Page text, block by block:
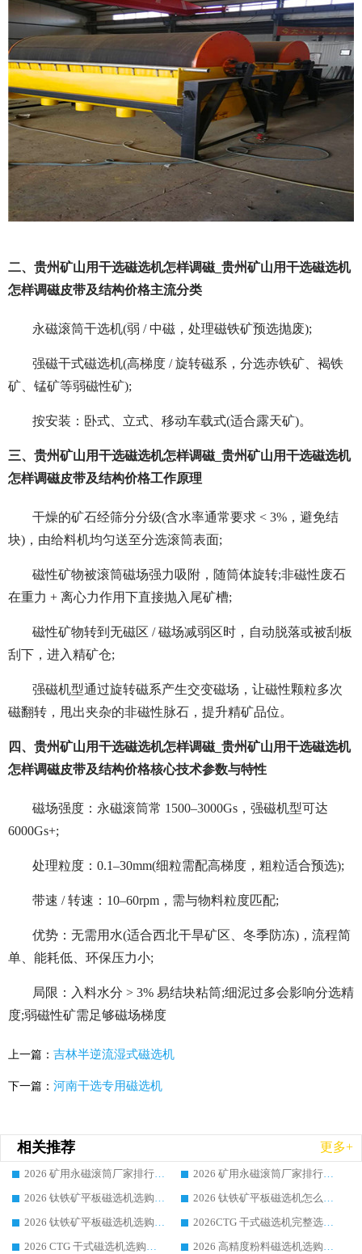
二、贵州矿山用干选磁选机怎样调磁_贵州矿山用干选磁选机
怎样调磁皮带及结构价格主流分类
永磁滚筒干选机(弱 / 中磁，处理磁铁矿预选抛废);
强磁干式磁选机(高梯度 / 旋转磁系，分选赤铁矿、褐铁
矿、锰矿等弱磁性矿);
按安装：卧式、立式、移动车载式(适合露天矿)。
三、贵州矿山用干选磁选机怎样调磁_贵州矿山用干选磁选机
怎样调磁皮带及结构价格工作原理
干燥的矿石经筛分分级(含水率通常要求 < 3%，避免结
块)，由给料机均匀送至分选滚筒表面;
磁性矿物被滚筒磁场强力吸附，随筒体旋转;非磁性废石
在重力 + 离心力作用下直接抛入尾矿槽;
磁性矿物转到无磁区 / 磁场减弱区时，自动脱落或被刮板
刮下，进入精矿仓;
强磁机型通过旋转磁系产生交变磁场，让磁性颗粒多次
磁翻转，甩出夹杂的非磁性脉石，提升精矿品位。
四、贵州矿山用干选磁选机怎样调磁_贵州矿山用干选磁选机
怎样调磁皮带及结构价格核心技术参数与特性
磁场强度：永磁滚筒常 1500–3000Gs，强磁机型可达
6000Gs+;
处理粒度：0.1–30mm(细粒需配高梯度，粗粒适合预选);
带速 / 转速：10–60rpm，需与物料粒度匹配;
优势：无需用水(适合西北干旱矿区、冬季防冻)，流程简
单、能耗低、环保压力小;
局限：入料水分 > 3% 易结块粘筒;细泥过多会影响分选精
度;弱磁性矿需足够磁场梯度
上一篇： 吉林半逆流湿式磁选机
下一篇： 河南干选专用磁选机
相关推荐 更多+
2026 矿用永磁滚筒厂家排行榜选购干货指南 行业口碑标杆华体会手机网页版-华体会(中国) 实力出众
2026 矿用永磁滚筒厂家排行榜选购指南，行业口碑领域强者华体会手机网页版-华体会(中国)
2026 钛铁矿平板磁选机选购全攻略 市场公认优质品牌厂家实力排行榜
2026 钛铁矿平板磁选机怎么选 靠谱生产企业实力排行榜选购参考攻略
2026 钛铁矿平板磁选机选购指南 行业口碑优选品牌生产企业实力排行榜
2026CTG 干式磁选机完整选购指南 行业口碑顶尖靠谱生产龙头厂家实力推荐
2026 CTG 干式磁选机选购指南|行业口碑靠谱生产厂家领域强者推荐
2026 高精度粉料磁选机选购全攻略 行业优质品牌华体会手机网页版-华体会(中国) 实力深度解析